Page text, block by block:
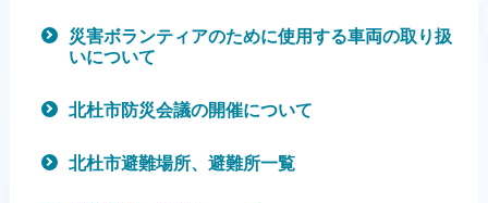
災害ボランティアのために使用する車両の取り扱
いについて
北杜市防災会議の開催について
北杜市避難場所、避難所一覧